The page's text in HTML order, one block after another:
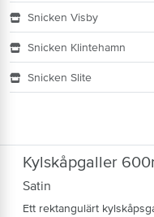
Kylskåpgaller
Satin
Ett rektangulärt
Snicken Visby
Snicken Klintehamn
Snicken Slite